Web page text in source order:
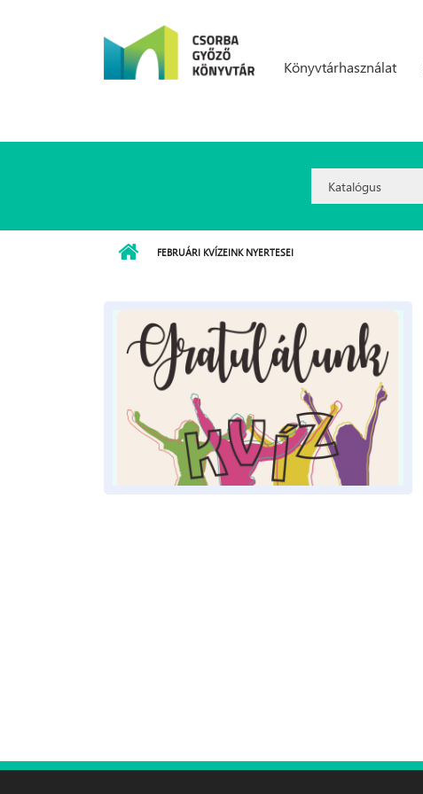
Könyvtárhasználat
Option:
FEBRUÁRI KVÍZEINK NYERTESEI